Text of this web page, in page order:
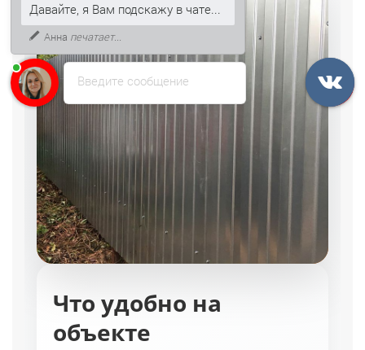
Что удобно на
объекте
Введите сообщение
Давайте, я Вам подскажу в чате...
Анна печатает...